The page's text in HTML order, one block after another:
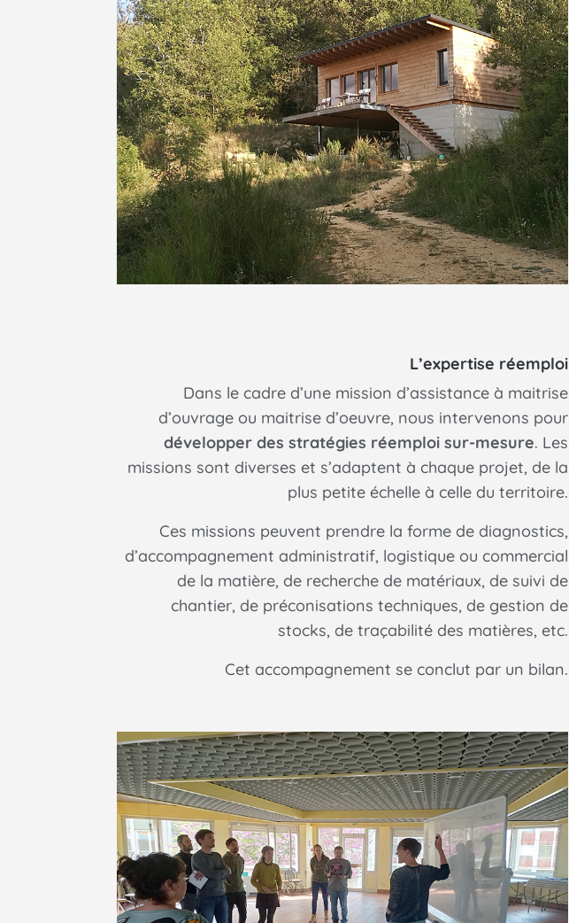
L’expertise réemploi
Dans le cadre d’une mission d’assistance à maitrise
d’ouvrage ou maitrise d’oeuvre, nous intervenons pour
développer des stratégies réemploi sur-mesure. Les
missions sont diverses et s’adaptent à chaque projet, de la
plus petite échelle à celle du territoire.
Ces missions peuvent prendre la forme de diagnostics,
d’accompagnement administratif, logistique ou commercial
de la matière, de recherche de matériaux, de suivi de
chantier, de préconisations techniques, de gestion de
stocks, de traçabilité des matières, etc.
Cet accompagnement se conclut par un bilan.